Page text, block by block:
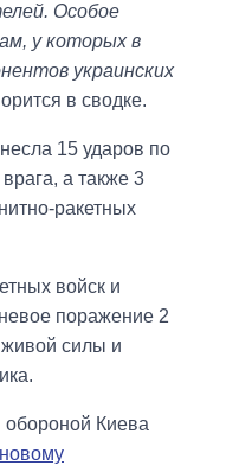
Особое
у которых в
украинских
в сводке.
15 ударов по
а также 3
ракетных
войск и
поражение 2
силы и
Киева